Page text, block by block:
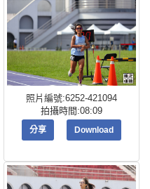
照片編號:6252-421094
拍攝時間:08:09
分享 Download